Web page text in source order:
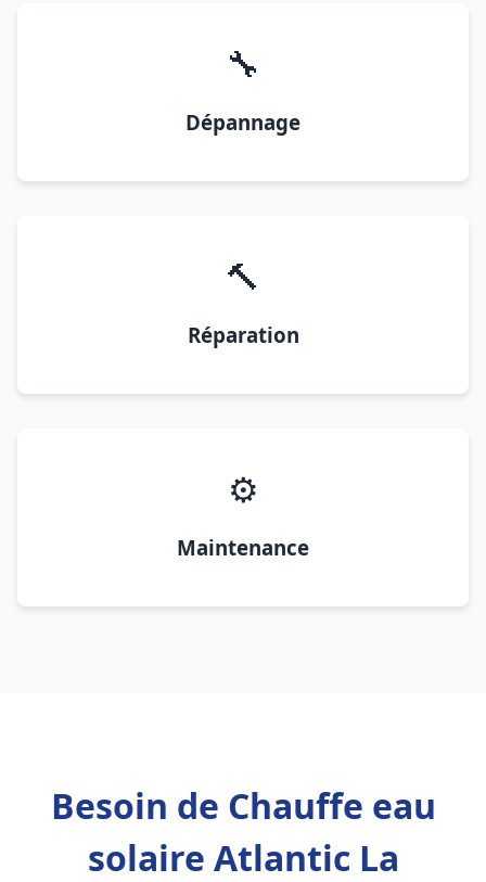
🔧
Dépannage
🔨
Réparation
⚙️
Maintenance
Besoin de Chauffe eau
solaire Atlantic La